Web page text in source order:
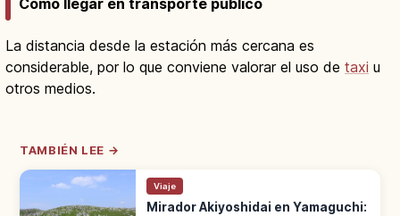
Cómo llegar en transporte público
La distancia desde la estación más cercana es
considerable, por lo que conviene valorar el uso de taxi u
otros medios.
TAMBIÉN LEE →
Viaje
Mirador Akiyoshidai en Yamaguchi: